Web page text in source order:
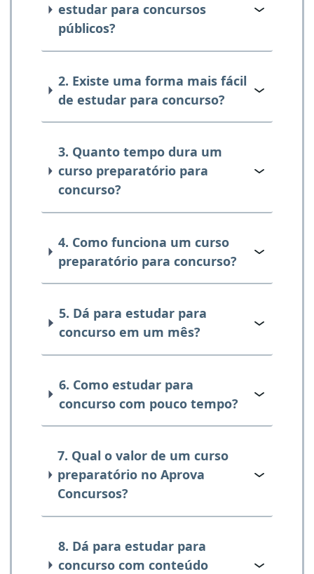
estudar para concursos
públicos?
2. Existe uma forma mais fácil
de estudar para concurso?
3. Quanto tempo dura um
curso preparatório para
concurso?
4. Como funciona um curso
preparatório para concurso?
5. Dá para estudar para
concurso em um mês?
6. Como estudar para
concurso com pouco tempo?
7. Qual o valor de um curso
preparatório no Aprova
Concursos?
8. Dá para estudar para
concurso com conteúdo